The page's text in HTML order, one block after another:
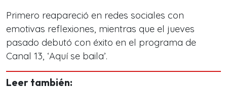
Primero reapareció en redes sociales con
emotivas reflexiones, mientras que el jueves
pasado debutó con éxito en el programa de
Canal 13, ‘Aquí se baila’.
Leer también: